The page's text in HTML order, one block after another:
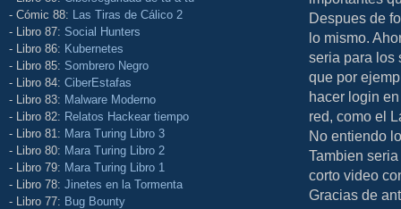
- Cómic 88: Las Tiras de Cálico 2
- Libro 87: Social Hunters
- Libro 86: Kubernetes
- Libro 85: Sombrero Negro
- Libro 84: CiberEstafas
- Libro 83: Malware Moderno
- Libro 82: Relatos Hackear tiempo
- Libro 81: Mara Turing Libro 3
- Libro 80: Mara Turing Libro 2
- Libro 79: Mara Turing Libro 1
- Libro 78: Jinetes en la Tormenta
- Libro 77: Bug Bounty
Despues de
lo mismo.
seria para los
que por
hacer login
red, como el
No entiendo
Tambien
corto video
Gracias de